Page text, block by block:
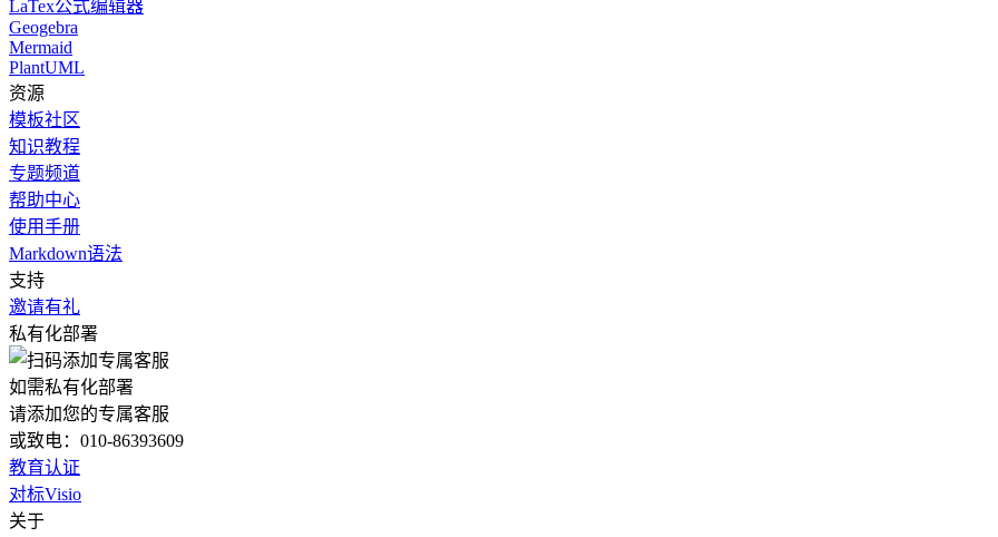
LaTex公式编辑器
Geogebra
Mermaid
PlantUML
资源
模板社区
知识教程
专题频道
帮助中心
使用手册
Markdown语法
支持
邀请有礼
私有化部署
如需私有化部署
请添加您的专属客服
或致电：010-86393609
教育认证
对标Visio
关于